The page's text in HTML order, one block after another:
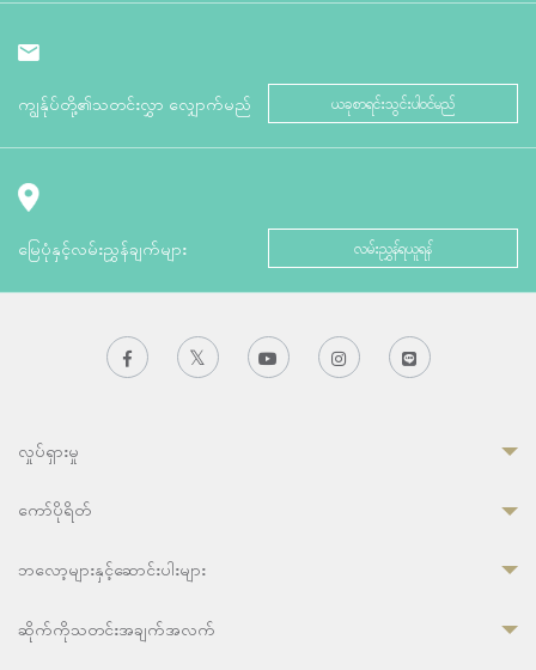
ကျွန်ုပ်တို့၏သတင်းလွှာ လျှောက်မည် ယခုစာရင်းသွင်းပါဝင်မည်
မြေပုံနှင့်လမ်းညွှန်ချက်များ လမ်းညွှန်ရယူရန်
လှုပ်ရှားမှု
ကော်ပိုရိတ်
ဘလော့များနှင့်ဆောင်းပါးများ
ဆိုက်ကိုသတင်းအချက်အလက်